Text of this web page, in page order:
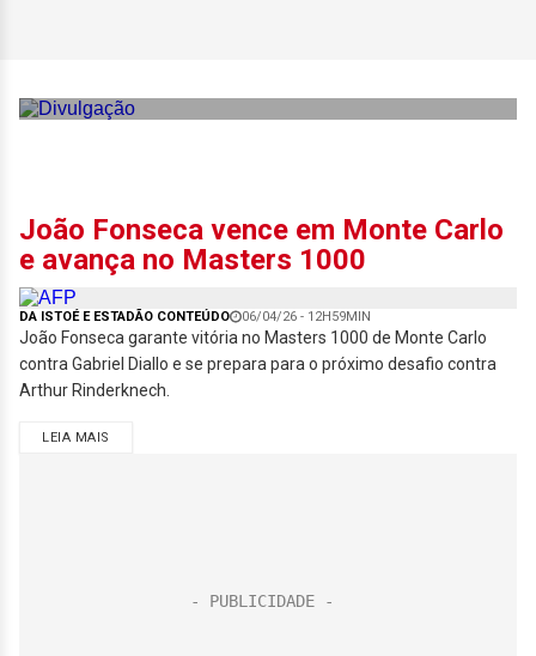
João Fonseca vence em Monte Carlo
e avança no Masters 1000
DA ISTOÉ E ESTADÃO CONTEÚDO 06/04/26 - 12H59MIN
João Fonseca garante vitória no Masters 1000 de Monte Carlo
contra Gabriel Diallo e se prepara para o próximo desafio contra
Arthur Rinderknech.
LEIA MAIS